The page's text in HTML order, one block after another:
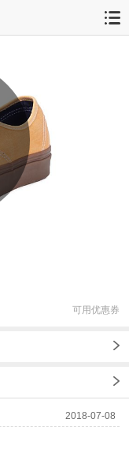
可用优惠券
2018-07-08